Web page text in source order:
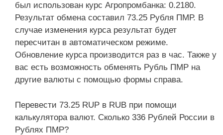
был использован курс Агропромбанка: 0.2180.
Результат обмена составил 73.25 Рубля ПМР. В
случае изменения курса результат будет
пересчитан в автоматическом режиме.
Обновление курса производится раз в час. Также у
вас есть возможность обменять Рубль ПМР на
другие валюты с помощью формы справа.
Перевести 73.25 RUP в RUB при помощи
калькулятора валют. Сколько 336 Рублей России в
Рублях ПМР?